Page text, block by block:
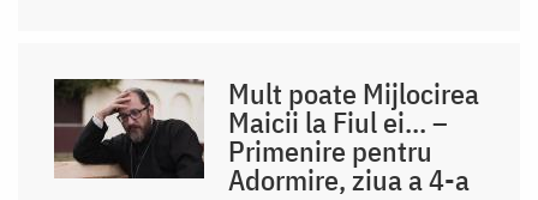
Mult poate Mijlocirea
Maicii la Fiul ei... –
Primenire pentru
Adormire, ziua a 4-a